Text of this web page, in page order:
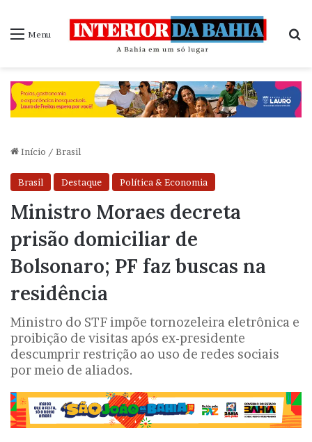
Menu
Início / Brasil
Brasil Destaque Política & Economia
Ministro Moraes decreta
prisão domiciliar de
Bolsonaro; PF faz buscas na
residência
Ministro do STF impõe tornozeleira eletrônica e
proibição de visitas após ex-presidente
descumprir restrição ao uso de redes sociais
por meio de aliados.